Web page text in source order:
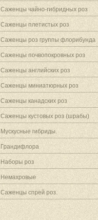
Саженцы чайно-гибридных роз
Саженцы плетистых роз
Саженцы роз группы флорибунда
Саженцы почвопокровных роз
Саженцы английских роз
Саженцы миниатюрных роз
Саженцы канадских роз
Саженцы кустовых роз (шрабы)
Мускусные гибриды.
Грандифлора
Наборы роз
Немахровые
Саженцы спрей роз.